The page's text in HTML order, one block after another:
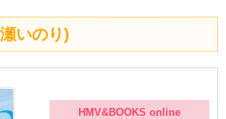
いのり)
HMV&BOOKS online